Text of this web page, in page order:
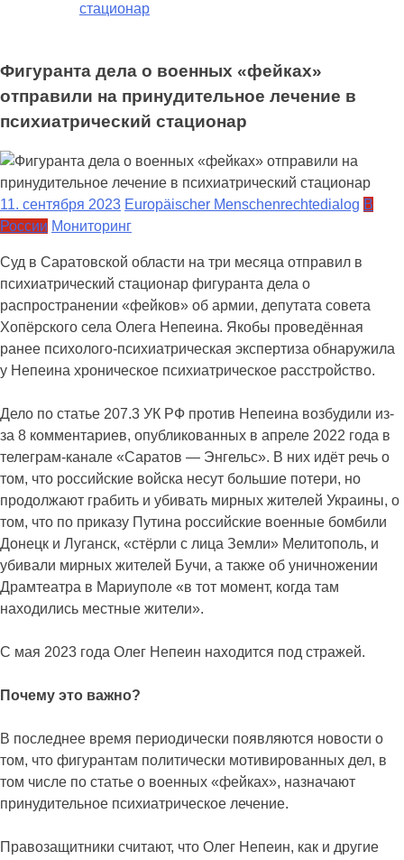
стационар
Фигуранта дела о военных «фейках»
отправили на принудительное лечение в
психиатрический стационар
11. сентября 2023 Europäischer Menschenrechtedialog В
России Мониторинг
Суд в Саратовской области на три месяца отправил в
психиатрический стационар фигуранта дела о
распространении «фейков» об армии, депутата совета
Хопёрского села Олега Непеина. Якобы проведённая
ранее психолого-психиатрическая экспертиза обнаружила
у Непеина хроническое психиатрическое расстройство.
Дело по статье 207.3 УК РФ против Непеина возбудили из-
за 8 комментариев, опубликованных в апреле 2022 года в
телеграм-канале «Саратов — Энгельс». В них идёт речь о
том, что российские войска несут большие потери, но
продолжают грабить и убивать мирных жителей Украины, о
том, что по приказу Путина российские военные бомбили
Донецк и Луганск, «стёрли с лица Земли» Мелитополь, и
убивали мирных жителей Бучи, а также об уничножении
Драмтеатра в Мариуполе «в тот момент, когда там
находились местные жители».
С мая 2023 года Олег Непеин находится под стражей.
Почему это важно?
В последнее время периодически появляются новости о
том, что фигурантам политически мотивированных дел, в
том числе по статье о военных «фейках», назначают
принудительное психиатрическое лечение.
Правозащитники считают, что Олег Непеин, как и другие